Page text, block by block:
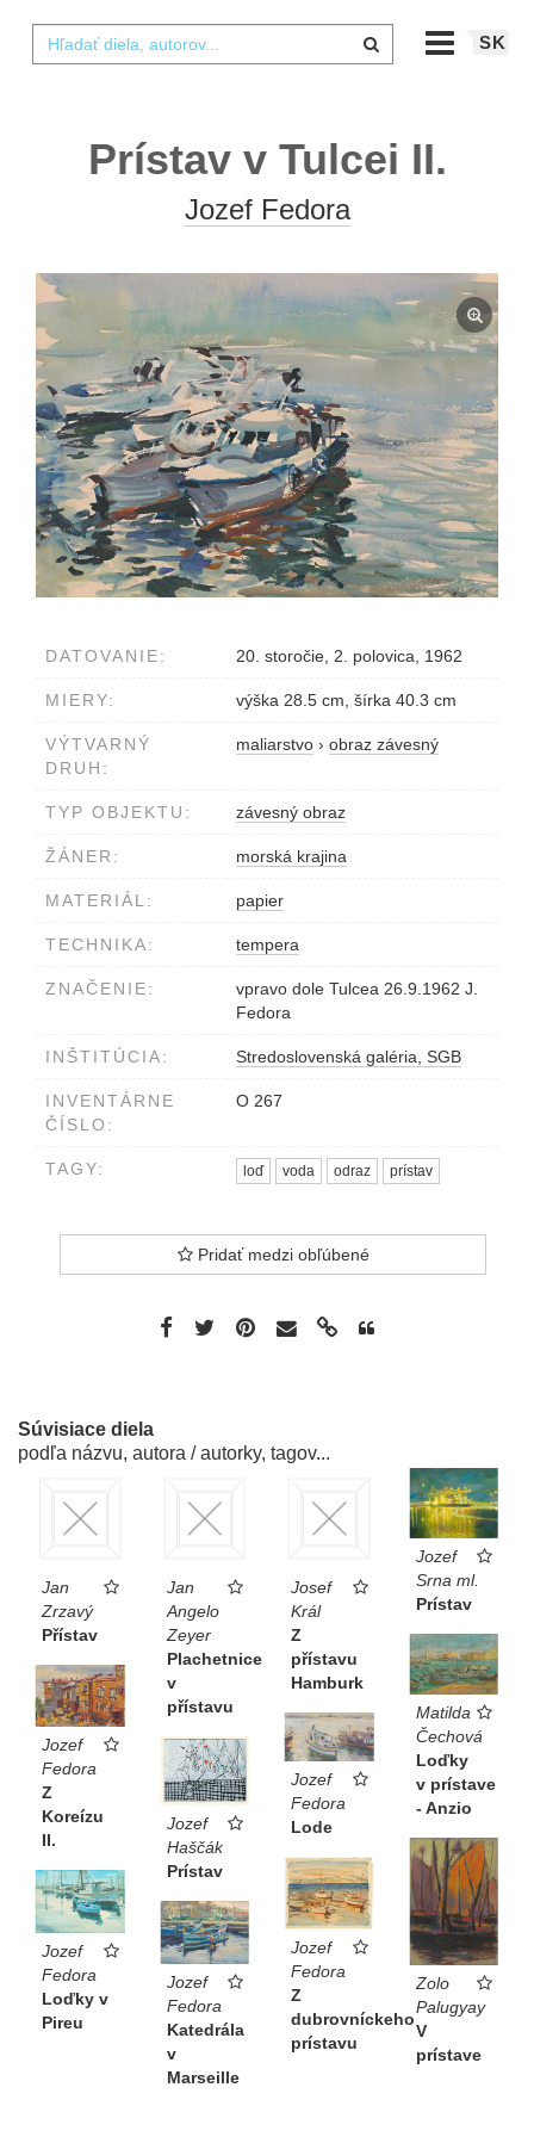
SK
Prístav v Tulcei II.
Jozef Fedora
DATOVANIE: 20. storočie, 2. polovica, 1962
MIERY: výška 28.5 cm, šírka 40.3 cm
VÝTVARNÝ
DRUH:
maliarstvo › obraz závesný
TYP OBJEKTU: závesný obraz
ŽÁNER: morská krajina
MATERIÁL: papier
TECHNIKA: tempera
ZNAČENIE:
vpravo dole Tulcea 26.9.1962 J.
Fedora
INŠTITÚCIA: Stredoslovenská galéria, SGB
INVENTÁRNE
ČÍSLO:
O 267
TAGY: loď voda odraz prístav
Pridať medzi obľúbené
Súvisiace diela
podľa názvu, autora / autorky, tagov...
Jan
Zrzavý
Přístav
Jan
Angelo
Zeyer
Plachetnice
v
přístavu
Josef
Král
Z
přístavu
Hamburk
Jozef
Srna ml.
Prístav
Matilda
Čechová
Loďky
v prístave
- Anzio
Jozef
Fedora
Z
Koreízu
II.
Jozef
Fedora
Lode
Jozef
Haščák
Prístav
Zolo
Palugyay
V
prístave
Jozef
Fedora
Z
dubrovníckeho
prístavu
Jozef
Fedora
Loďky v
Pireu
Jozef
Fedora
Katedrála
v
Marseille